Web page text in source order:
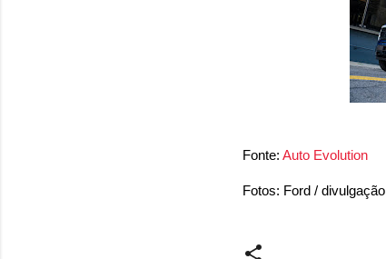
Fonte: Auto Evolution
Fotos: Ford / divulgação